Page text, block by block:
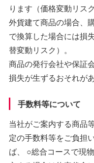
ります（価格変動リスク
外貨建て商品の場合、
で換算した場合には損
替変動リスク）。
商品の発行会社や保証
損失が生ずるおそれが
手数料等について
当社がご案内する商品
定の手数料等をご負担
ば、 ○総合コースで現